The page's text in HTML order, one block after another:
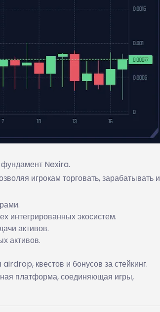
Nexira.
игрокам торговать, зарабатывать и
интегрированных экосистем.
активов.
активов.
квестов и бонусов за стейкинг.
платформа, соединяющая игры,